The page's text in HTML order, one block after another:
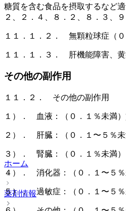
糖質を含む食品を摂取するなど
２、２．４、８．２、８．３、
１１．１．２． 無顆粒球症（０
１１．１．３． 肝機能障害、黄
その他の副作用
１１．２． その他の副作用
１）． 血液：（０．１％未満）
２）． 肝臓：（０．１〜５％未
３）． 腎臓：（０．１％未満）
４）． 消化器：（０．１〜５％
５）． 過敏症：（０．１〜５％
ホーム
薬剤情報